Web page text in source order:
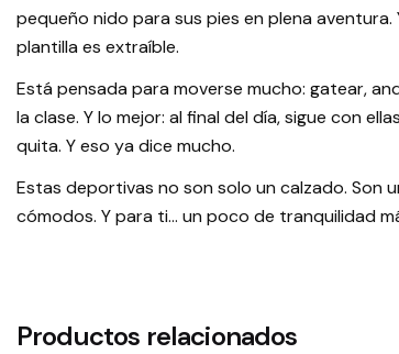
pequeño nido para sus pies en plena
plantilla es extraíble.
Está pensada para moverse mucho: gatear,
la clase. Y lo mejor: al final del día, sigue con
quita. Y eso ya dice mucho.
Estas deportivas no son solo un calzado. Son
cómodos. Y para ti… un poco de tranquilidad
Productos relacionados